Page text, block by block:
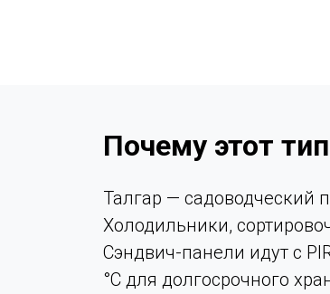
Почему этот
Талгар — садоводческий
Холодильники,
Сэндвич-панели идут с
°C для долгосрочного